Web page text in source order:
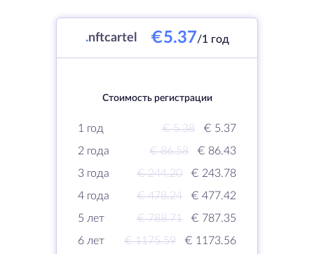
.nftcartel €5.37/1 год
Стоимость регистрации
1 год € 5.38
€ 5.37
2 года
€ 86.58
€ 86.43
3 года
€ 244.20
€ 243.78
4 года
€ 478.24
€ 477.42
5 лет
€ 788.71
€ 787.35
6 лет
€ 1175.59
€ 1173.56